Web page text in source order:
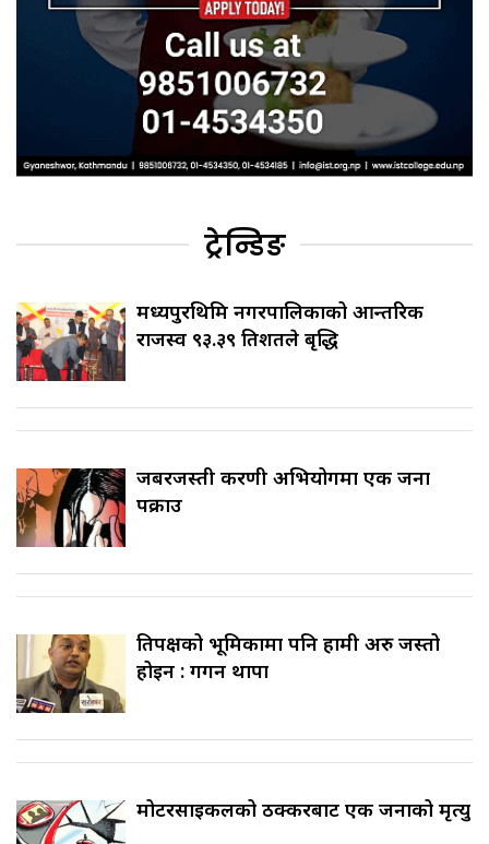
ट्रेन्डिङ
मध्यपुरथिमि नगरपालिकाको आन्तरिक
राजस्व ९३.३९ प्रतिशतले बृद्धि
जबरजस्ती करणी अभियोगमा एक जना
पक्राउ
प्रतिपक्षको भूमिकामा पनि हामी अरु जस्तो
होइन : गगन थापा
मोटरसाइकलको ठक्करबाट एक जनाको मृत्यु